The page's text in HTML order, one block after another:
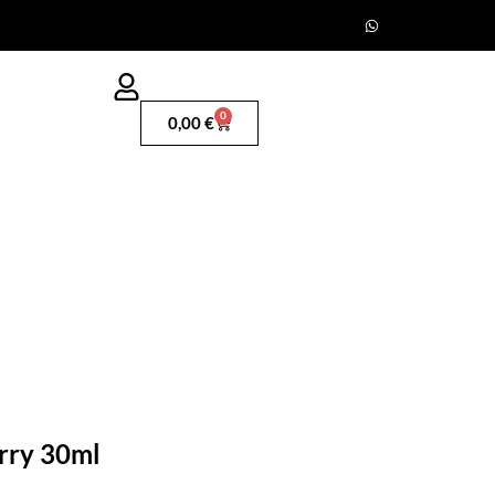
0,00€ 0
30ml